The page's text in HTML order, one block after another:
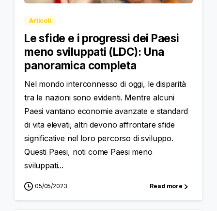
Articoli
Le sfide e i progressi dei Paesi
meno sviluppati (LDC): Una
panoramica completa
Nel mondo interconnesso di oggi, le disparità
tra le nazioni sono evidenti. Mentre alcuni
Paesi vantano economie avanzate e standard
di vita elevati, altri devono affrontare sfide
significative nel loro percorso di sviluppo.
Questi Paesi, noti come Paesi meno
sviluppati...
05/05/2023 Read more